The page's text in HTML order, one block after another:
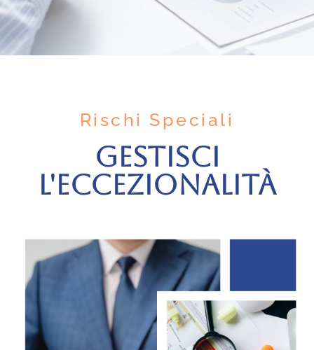
Rischi Speciali
GESTISCI
L'ECCEZIONALITÀ